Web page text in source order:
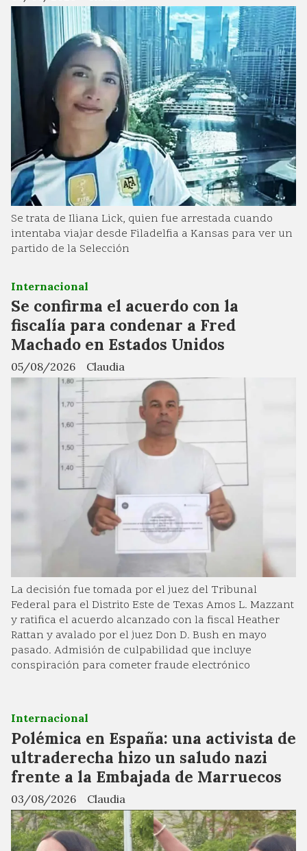
Se trata de Iliana Lick, quien fue arrestada cuando
intentaba viajar desde Filadelfia a Kansas para ver un
partido de la Selección
Se confirma el acuerdo con la
fiscalía para condenar a Fred
Machado en Estados Unidos
Claudia
Internacional
05/08/2026
La decisión fue tomada por el juez del Tribunal
Federal para el Distrito Este de Texas Amos L. Mazzant
y ratifica el acuerdo alcanzado con la fiscal Heather
Rattan y avalado por el juez Don D. Bush en mayo
pasado. Admisión de culpabilidad que incluye
conspiración para cometer fraude electrónico
Polémica en España: una activista de
ultraderecha hizo un saludo nazi
frente a la Embajada de Marruecos
Claudia
Internacional
03/08/2026